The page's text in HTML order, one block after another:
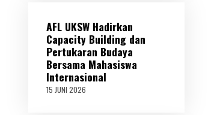
0
2
6
AFL UKSW Hadirkan
Capacity Building dan
Pertukaran Budaya
Bersama Mahasiswa
Internasional
15 JUNI 2026